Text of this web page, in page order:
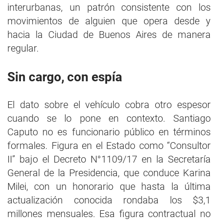
interurbanas, un patrón consistente con los
movimientos de alguien que opera desde y
hacia la Ciudad de Buenos Aires de manera
regular.
Sin cargo, con espía
El dato sobre el vehículo cobra otro espesor
cuando se lo pone en contexto. Santiago
Caputo no es funcionario público en términos
formales. Figura en el Estado como “Consultor
II” bajo el Decreto N°1109/17 en la Secretaría
General de la Presidencia, que conduce Karina
Milei, con un honorario que hasta la última
actualización conocida rondaba los $3,1
millones mensuales. Esa figura contractual no